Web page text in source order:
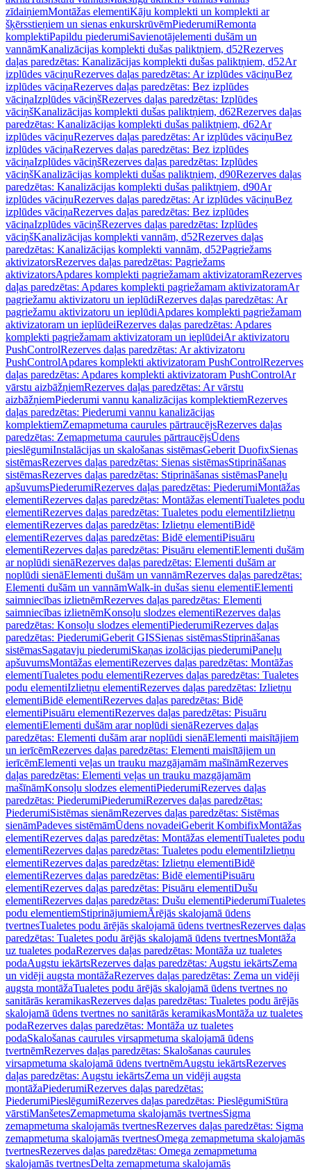
zīdaiņiemMontāžas elementiKāju komplekti un komplekti ar
šķērsstieņiem un sienas enkurskrūvēmPiederumiRemonta
komplektiPapildu piederumiSavienotājelementi dušām un
vannāmKanalizācijas komplekti dušas paliktņiem, d52Rezerves
daļas paredzētas: Kanalizācijas komplekti dušas paliktņiem, d52Ar
izplūdes vāciņuRezerves daļas paredzētas: Ar izplūdes vāciņuBez
izplūdes vāciņaRezerves daļas paredzētas: Bez izplūdes
vāciņaIzplūdes vāciņšRezerves daļas paredzētas: Izplūdes
vāciņšKanalizācijas komplekti dušas paliktņiem, d62Rezerves daļas
paredzētas: Kanalizācijas komplekti dušas paliktņiem, d62Ar
izplūdes vāciņuRezerves daļas paredzētas: Ar izplūdes vāciņuBez
izplūdes vāciņaRezerves daļas paredzētas: Bez izplūdes
vāciņaIzplūdes vāciņšRezerves daļas paredzētas: Izplūdes
vāciņšKanalizācijas komplekti dušas paliktņiem, d90Rezerves daļas
paredzētas: Kanalizācijas komplekti dušas paliktņiem, d90Ar
izplūdes vāciņuRezerves daļas paredzētas: Ar izplūdes vāciņuBez
izplūdes vāciņaRezerves daļas paredzētas: Bez izplūdes
vāciņaIzplūdes vāciņšRezerves daļas paredzētas: Izplūdes
vāciņšKanalizācijas komplekti vannām, d52Rezerves daļas
paredzētas: Kanalizācijas komplekti vannām, d52Pagriežams
aktivizatorsRezerves daļas paredzētas: Pagriežams
aktivizatorsApdares komplekti pagriežamam aktivizatoramRezerves
daļas paredzētas: Apdares komplekti pagriežamam aktivizatoramAr
pagriežamu aktivizatoru un ieplūdiRezerves daļas paredzētas: Ar
pagriežamu aktivizatoru un ieplūdiApdares komplekti pagriežamam
aktivizatoram un ieplūdeiRezerves daļas paredzētas: Apdares
komplekti pagriežamam aktivizatoram un ieplūdeiAr aktivizatoru
PushControlRezerves daļas paredzētas: Ar aktivizatoru
PushControlApdares komplekti aktivizatoram PushControlRezerves
daļas paredzētas: Apdares komplekti aktivizatoram PushControlAr
vārstu aizbāžņiemRezerves daļas paredzētas: Ar vārstu
aizbāžņiemPiederumi vannu kanalizācijas komplektiemRezerves
daļas paredzētas: Piederumi vannu kanalizācijas
komplektiemZemapmetuma caurules pārtraucējsRezerves daļas
paredzētas: Zemapmetuma caurules pārtraucējsŪdens
pieslēgumiInstalācijas un skalošanas sistēmasGeberit DuofixSienas
sistēmasRezerves daļas paredzētas: Sienas sistēmasStiprināšanas
sistēmasRezerves daļas paredzētas: Stiprināšanas sistēmasPaneļu
apšuvumsPiederumiRezerves daļas paredzētas: PiederumiMontāžas
elementiRezerves daļas paredzētas: Montāžas elementiTualetes podu
elementiRezerves daļas paredzētas: Tualetes podu elementiIzlietņu
elementiRezerves daļas paredzētas: Izlietņu elementiBidē
elementiRezerves daļas paredzētas: Bidē elementiPisuāru
elementiRezerves daļas paredzētas: Pisuāru elementiElementi dušām
ar noplūdi sienāRezerves daļas paredzētas: Elementi dušām ar
noplūdi sienāElementi dušām un vannāmRezerves daļas paredzētas:
Elementi dušām un vannāmWalk-in dušas sienu elementiElementi
saimniecības izlietnēmRezerves daļas paredzētas: Elementi
saimniecības izlietnēmKonsoļu slodzes elementiRezerves daļas
paredzētas: Konsoļu slodzes elementiPiederumiRezerves daļas
paredzētas: PiederumiGeberit GISSienas sistēmasStiprināšanas
sistēmasSagatavju piederumiSkaņas izolācijas piederumiPaneļu
apšuvumsMontāžas elementiRezerves daļas paredzētas: Montāžas
elementiTualetes podu elementiRezerves daļas paredzētas: Tualetes
podu elementiIzlietņu elementiRezerves daļas paredzētas: Izlietņu
elementiBidē elementiRezerves daļas paredzētas: Bidē
elementiPisuāru elementiRezerves daļas paredzētas: Pisuāru
elementiElementi dušām arar noplūdi sienāRezerves daļas
paredzētas: Elementi dušām arar noplūdi sienāElementi maisītājiem
un ierīcēmRezerves daļas paredzētas: Elementi maisītājiem un
ierīcēmElementi veļas un trauku mazgājamām mašīnāmRezerves
daļas paredzētas: Elementi veļas un trauku mazgājamām
mašīnāmKonsoļu slodzes elementiPiederumiRezerves daļas
paredzētas: PiederumiPiederumiRezerves daļas paredzētas:
PiederumiSistēmas sienāmRezerves daļas paredzētas: Sistēmas
sienāmPadeves sistēmāmŪdens novadeiGeberit KombifixMontāžas
elementiRezerves daļas paredzētas: Montāžas elementiTualetes podu
elementiRezerves daļas paredzētas: Tualetes podu elementiIzlietņu
elementiRezerves daļas paredzētas: Izlietņu elementiBidē
elementiRezerves daļas paredzētas: Bidē elementiPisuāru
elementiRezerves daļas paredzētas: Pisuāru elementiDušu
elementiRezerves daļas paredzētas: Dušu elementiPiederumiTualetes
podu elementiemStiprinājumiemĀrējās skalojamā ūdens
tvertnesTualetes podu ārējās skalojamā ūdens tvertnesRezerves daļas
paredzētas: Tualetes podu ārējās skalojamā ūdens tvertnesMontāža
uz tualetes podaRezerves daļas paredzētas: Montāža uz tualetes
podaAugstu iekārtsRezerves daļas paredzētas: Augstu iekārtsZema
un vidēji augsta montāžaRezerves daļas paredzētas: Zema un vidēji
augsta montāžaTualetes podu ārējās skalojamā ūdens tvertnes no
sanitārās keramikasRezerves daļas paredzētas: Tualetes podu ārējās
skalojamā ūdens tvertnes no sanitārās keramikasMontāža uz tualetes
podaRezerves daļas paredzētas: Montāža uz tualetes
podaSkalošanas caurules virsapmetuma skalojamā ūdens
tvertnēmRezerves daļas paredzētas: Skalošanas caurules
virsapmetuma skalojamā ūdens tvertnēmAugstu iekārtsRezerves
daļas paredzētas: Augstu iekārtsZema un vidēji augsta
montāžaPiederumiRezerves daļas paredzētas:
PiederumiPieslēgumiRezerves daļas paredzētas: PieslēgumiStūra
vārstiManšetesZemapmetuma skalojamās tvertnesSigma
zemapmetuma skalojamās tvertnesRezerves daļas paredzētas: Sigma
zemapmetuma skalojamās tvertnesOmega zemapmetuma skalojamās
tvertnesRezerves daļas paredzētas: Omega zemapmetuma
skalojamās tvertnesDelta zemapmetuma skalojamās